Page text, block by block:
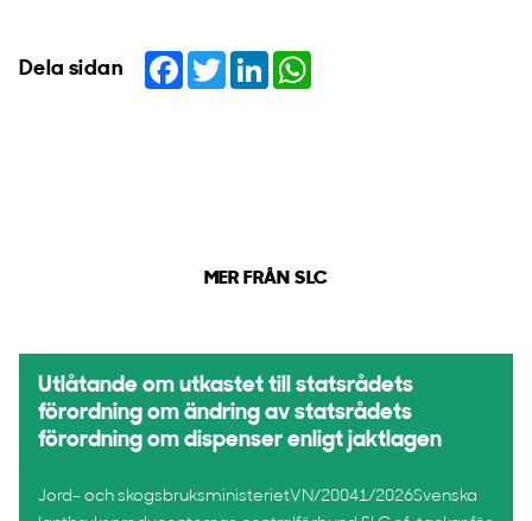
Dela sidan Facebook
TwitterLinkedIn
MER FRÅN SLC
Utlåtande om utkastet till statsrådets
förordning om ändring av statsrådets
förordning om dispenser enligt jaktlagen
Jord- och skogsbruksministerietVN/20041/2026Svenska